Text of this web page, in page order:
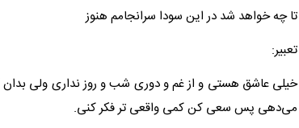
تا چه خواهد شد در این سودا سرانجامم هنوز
تعبیر:
خیلی عاشق هستی و از غم و دوری شب و روز نداری ولی بدان
می‌دهی پس سعی کن کمی واقعی تر فکر کنی.